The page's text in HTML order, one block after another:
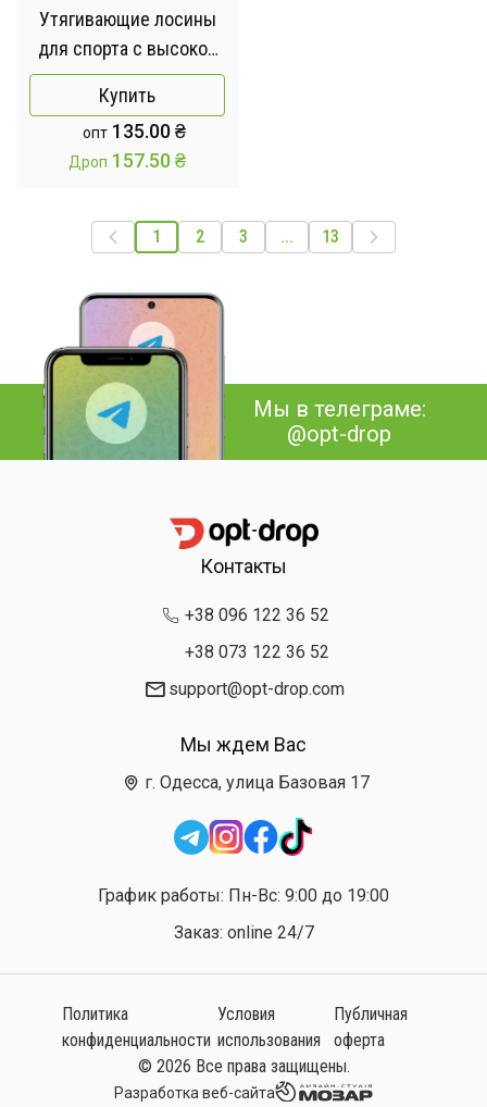
Утягивающие лосины
для спорта с высокой
талией Темносиние /
Женские спортивные
леггинсы для фитнеса /
Лосини з ефектом
Купить
опт 135.00₴
Дроп 157.50₴
1 2 3 ... 13
Мы в телеграме:
@opt-drop
Контакты
+38 096 122 36 52
+38 073 122 36 52
support@opt-drop.com
Мы ждем Вас
г. Одесса, улица Базовая 17
График работы: Пн-Вс: 9:00 до 19:00
Заказ: online 24/7
Политика
конфиденциальности
Условия
использования
Публичная
оферта
© 2026 Все права защищены.
Разработка веб-сайта